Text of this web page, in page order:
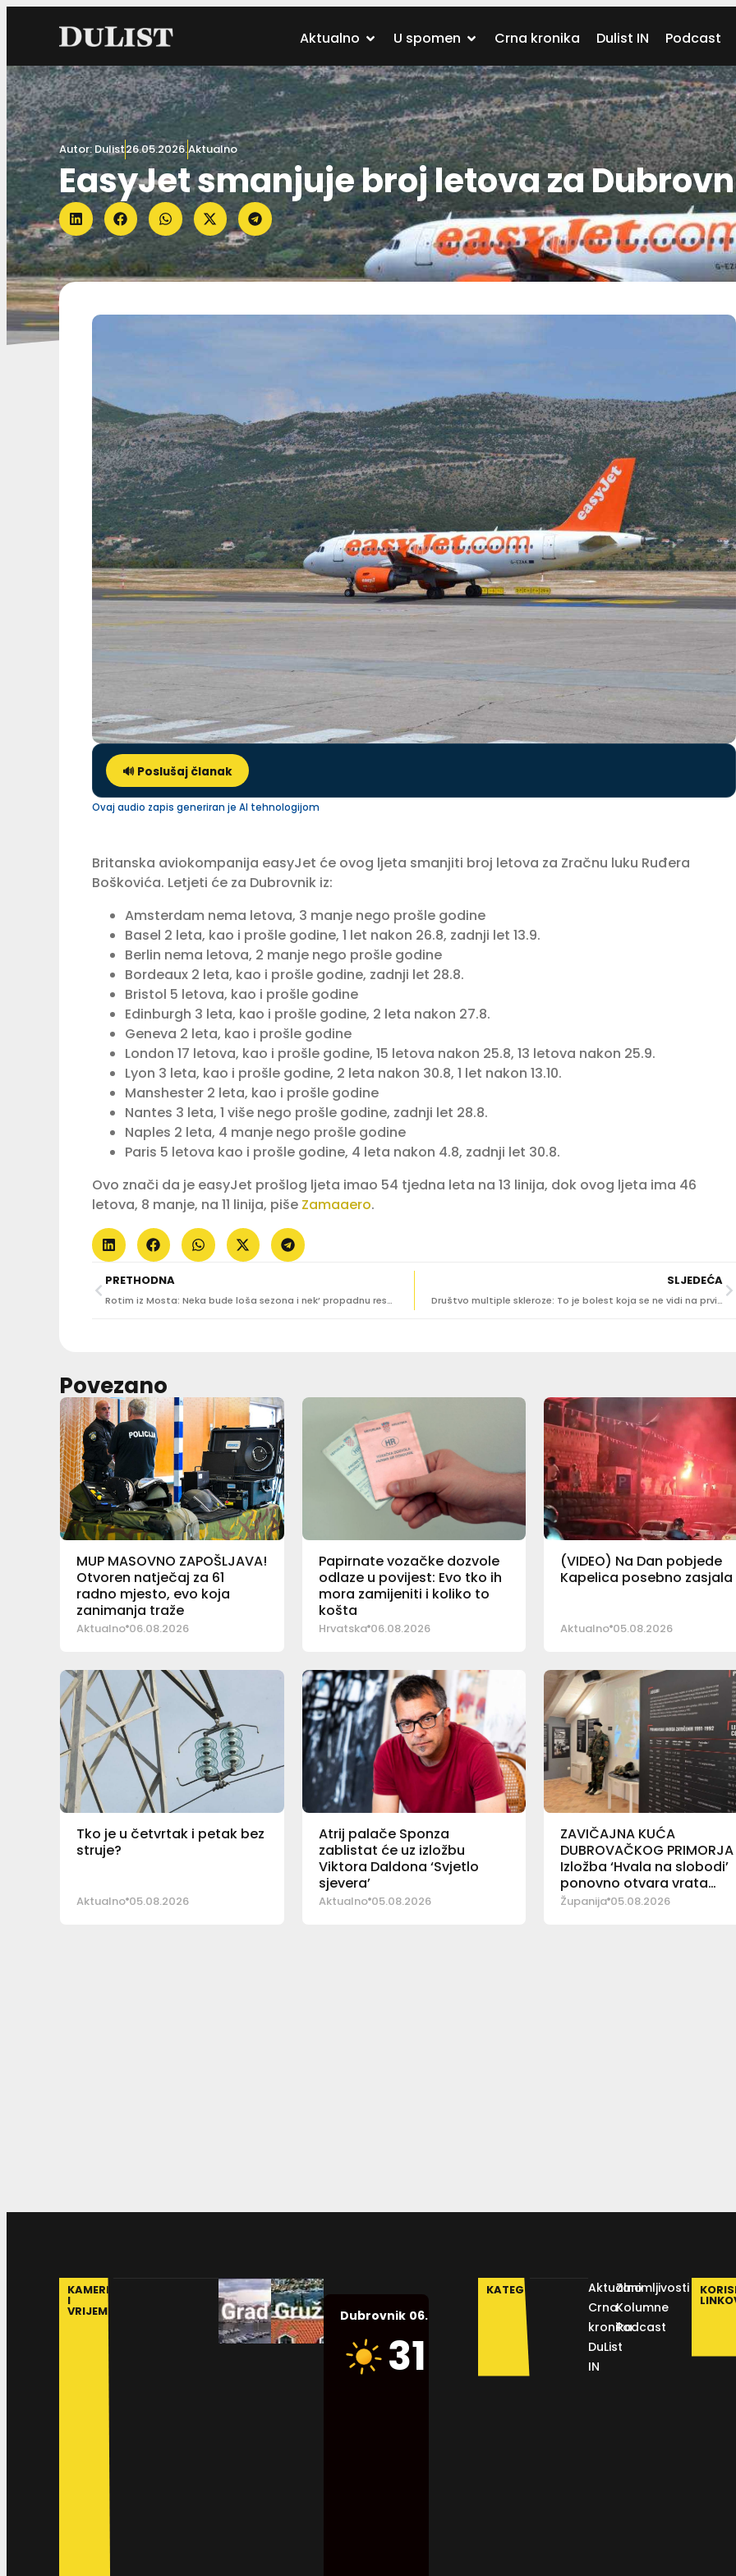
Aktualno U spomen Crna kronika Dulist IN Podcast
Autor: Dulist26.05.2026.Aktualno
EasyJet smanjuje broj letova za
🔊 Poslušaj članak
Ovaj audio zapis generiran je AI tehnologijom
Britanska aviokompanija easyJet će ovog ljeta smanjiti broj letova za Zračnu luku Ruđera
Boškovića. Letjeti će za Dubrovnik iz:
Amsterdam nema letova, 3 manje nego prošle godine
Basel 2 leta, kao i prošle godine, 1 let nakon 26.8, zadnji let 13.9.
Berlin nema letova, 2 manje nego prošle godine
Bordeaux 2 leta, kao i prošle godine, zadnji let 28.8.
Bristol 5 letova, kao i prošle godine
Edinburgh 3 leta, kao i prošle godine, 2 leta nakon 27.8.
Geneva 2 leta, kao i prošle godine
London 17 letova, kao i prošle godine, 15 letova nakon 25.8, 13 letova nakon 25.9.
Lyon 3 leta, kao i prošle godine, 2 leta nakon 30.8, 1 let nakon 13.10.
Manshester 2 leta, kao i prošle godine
Nantes 3 leta, 1 više nego prošle godine, zadnji let 28.8.
Naples 2 leta, 4 manje nego prošle godine
Paris 5 letova kao i prošle godine, 4 leta nakon 4.8, zadnji let 30.8.
Ovo znači da je easyJet prošlog ljeta imao 54 tjedna leta na 13 linija, dok ovog ljeta ima 46
letova, 8 manje, na 11 linija, piše Zamaaero.
PRETHODNA
Rotim iz Mosta: Neka bude loša sezona i nek’ propadnu restorani, samo da nema stranih radnika
SLJEDEĆA
Društvo multiple skleroze: To je bolest koja se ne vidi na prvi pogled, ali duboko utječe na život
Povezano
MUP MASOVNO ZAPOŠLJAVA!
Otvoren natječaj za 61
radno mjesto, evo koja
zanimanja traže
Aktualno 06.08.2026
Papirnate vozačke dozvole
odlaze u povijest: Evo tko ih
mora zamijeniti i koliko to
košta
Hrvatska 06.08.2026
(VIDEO) Na Dan pobjede
Kapelica posebno zasjala
Aktualno 05.08.2026
Tko je u četvrtak i petak bez
struje?
Aktualno 05.08.2026
Atrij palače Sponza
zablistat će uz izložbu
Viktora Daldona ‘Svjetlo
sjevera’
Aktualno 05.08.2026
ZAVIČAJNA KUĆA
DUBROVAČKOG PRIMORJA
Izložba ‘Hvala na slobodi’
ponovno otvara vrata
posjetiteljima
Županija 05.08.2026
KAMERE
I
VRIJEME Dubrovnik 06.08.2026.
31
Humidity:
KATEGORIJE
Aktualno
Crna
kronika
DuList
IN
Zanimljivosti
Kolumne
Podcast